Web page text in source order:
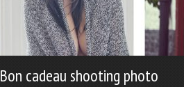
Bon cadeau shooting photo